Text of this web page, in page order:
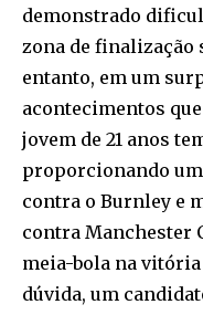
demonstrado
zona de finalização
entanto, em um
acontecimentos
jovem de 21 anos
proporcionando
contra o Burnley e
contra Manchester
meia-bola na
dúvida, um